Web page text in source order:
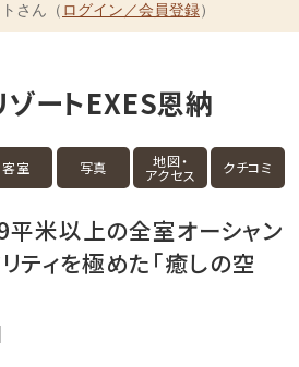
さん（ ログイン／会員登録）
ートEXES恩納
客室 写真 地図・
アクセス クチコミ
平米以上の全室オーシャン
ティを極めた「癒しの空